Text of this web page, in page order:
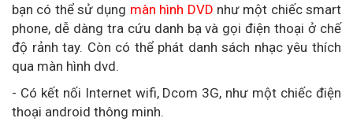
bạn có thể sử dụng màn hình DVD như một chiếc smart
phone, dễ dàng tra cứu danh bạ và gọi điện thoại ở chế
độ rảnh tay. Còn có thể phát danh sách nhạc yêu thích
qua màn hình dvd.
- Có kết nối Internet wifi, Dcom 3G, như một chiếc điện
thoại android thông minh.